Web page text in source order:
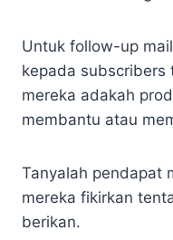
Untuk follow-up
kepada
mereka adakah
membantu atau
Tanyalah pendapat
mereka fikirkan
berikan.